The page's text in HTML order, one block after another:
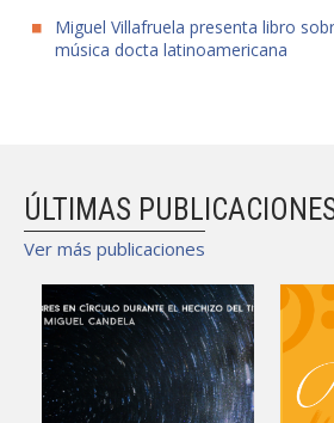
Miguel Villafruela presenta libro
música docta latinoamericana
ÚLTIMAS
Ver más publicaciones